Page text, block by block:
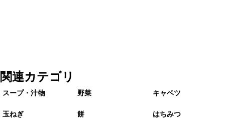
関連カテゴリ
スープ・汁物 野菜 キャベツ
玉ねぎ 餅
はちみつ